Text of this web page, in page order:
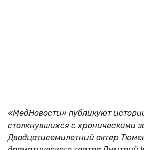
«МедНовости» публикуют
столкнувшихся с хроническими
Двадцатисемилетний актер